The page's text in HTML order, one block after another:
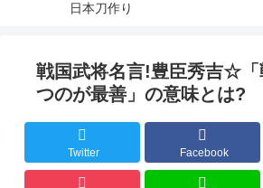
日本刀作り
戦国武将名言!豊臣秀吉☆「
つのが最善」の意味とは?
Twitter Facebook